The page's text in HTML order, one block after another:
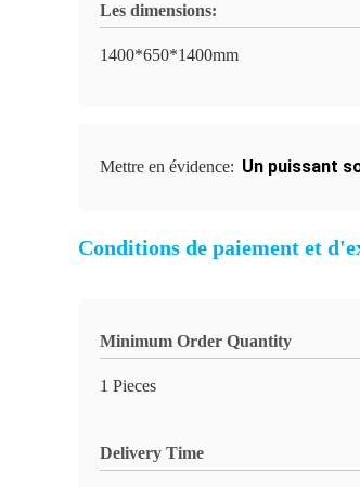
Les dimensions:
1400*650*1400mm
Mettre en évidence: Un puissant
Conditions de paiement et
Minimum Order Quantity
1 Pieces
Delivery Time